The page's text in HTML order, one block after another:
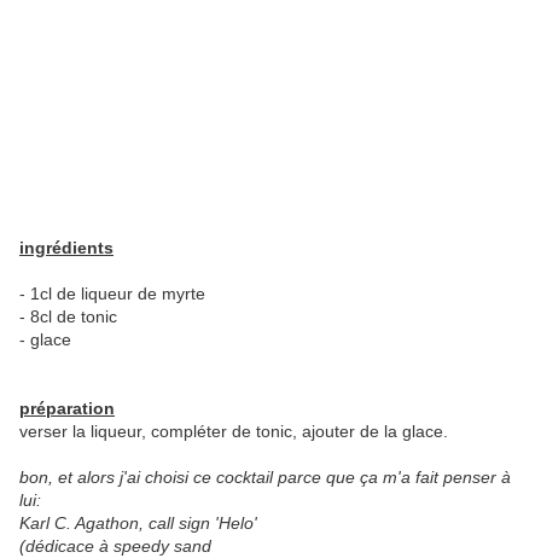
ingrédients
- 1cl de liqueur de myrte
- 8cl de tonic
- glace
préparation
verser la liqueur, compléter de tonic, ajouter de la glace.
bon, et alors j'ai choisi ce cocktail parce que ça m'a fait penser à
lui:
Karl C. Agathon, call sign 'Helo'
(dédicace à speedy sand